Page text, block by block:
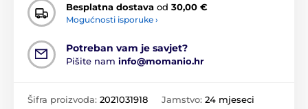
Besplatna dostava od 30,00 €
Mogućnosti isporuke ›
Potreban vam je savjet?
Pišite nam info@momanio.hr
Šifra proizvoda: 2021031918 Jamstvo: 24 mjeseci